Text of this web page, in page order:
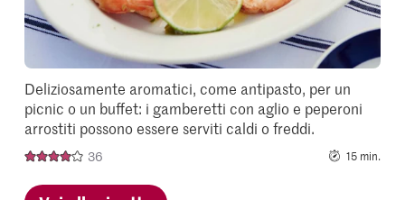
Deliziosamente aromatici, come antipasto, per un
picnic o un buffet: i gamberetti con aglio e peperoni
arrostiti possono essere serviti caldi o freddi.
36 15 min.